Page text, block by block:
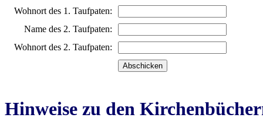
Wohnort des 1. Taufpaten:
Name des 2. Taufpaten:
Wohnort des 2. Taufpaten:
Hinweise zu den